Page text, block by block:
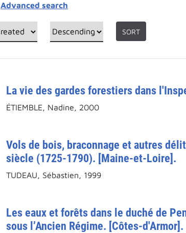
Advanced search
SORT
La vie des gardes forestiers dans
ÉTIEMBLE, Nadine, 2000
Vols de bois, braconnage et autres
siècle (1725-1790). [Maine-et-Loire].
TUDEAU, Sébastien, 1999
Les eaux et forêts dans le duché de
sous l’Ancien Régime. [Côtes-d'Armor].